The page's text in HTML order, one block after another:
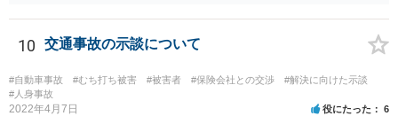
する方が適切だと思います。人身事故にしたからといって、相手方の
罪責等がそれだけで重くなるわけではありません。
10 交通事故の示談について
#自動車事故 #むち打ち被害 #被害者 #保険会社との交渉
#解決に向けた示談
#人身事故
2022年4月7日 役にたった 6